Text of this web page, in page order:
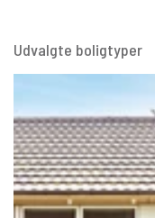
Udvalgte boligtyper